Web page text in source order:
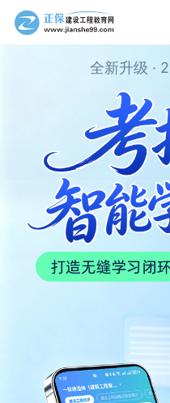
全新升级 ·